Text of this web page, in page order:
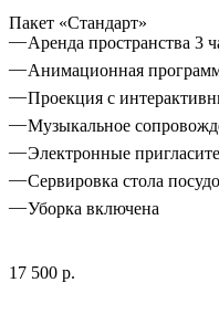
Пакет «Стандарт»
Аренда пространства 3
Анимационная
Проекция с
Музыкальное
Электронные
Сервировка стола
Уборка включена
17 500 р.